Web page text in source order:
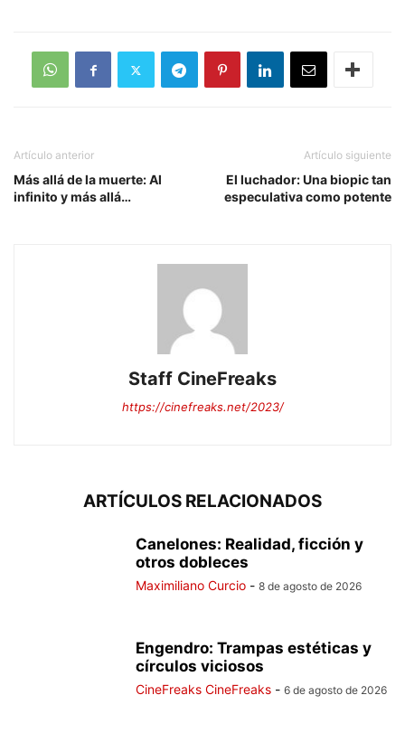
Artículo anterior
Más allá de la muerte: Al
infinito y más allá…
Artículo siguiente
El luchador: Una biopic tan
especulativa como potente
Staff CineFreaks
https://cinefreaks.net/2023/
ARTÍCULOS RELACIONADOS
Canelones: Realidad, ficción y
otros dobleces
Maximiliano Curcio - 8 de agosto de 2026
Engendro: Trampas estéticas y
círculos viciosos
CineFreaks CineFreaks - 6 de agosto de 2026